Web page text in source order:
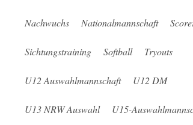
Nachwuchs Nationalmannschaft
Sichtungstraining Softball Tryouts
U12 Auswahlmannschaft U12 DM
U13 NRW Auswahl U15-